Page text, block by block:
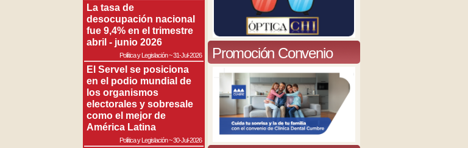
La tasa de
desocupación nacional
fue 9,4% en el trimestre
abril - junio 2026
Política y Legislación~31-Jul-2026
El Servel se posiciona
en el podio mundial de
los organismos
electorales y sobresale
como el mejor de
América Latina
Política y Legislación~30-Jul-2026
Promoción Convenio